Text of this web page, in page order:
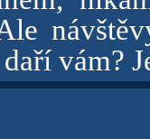
daří vám?